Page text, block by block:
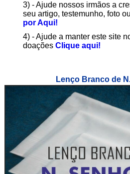
3) - Ajude nossos irmãos a
seu artigo, testemunho, foto
por Aqui!
4) - Ajude a manter este site
doações Clique aqui!
Lenço Branco de